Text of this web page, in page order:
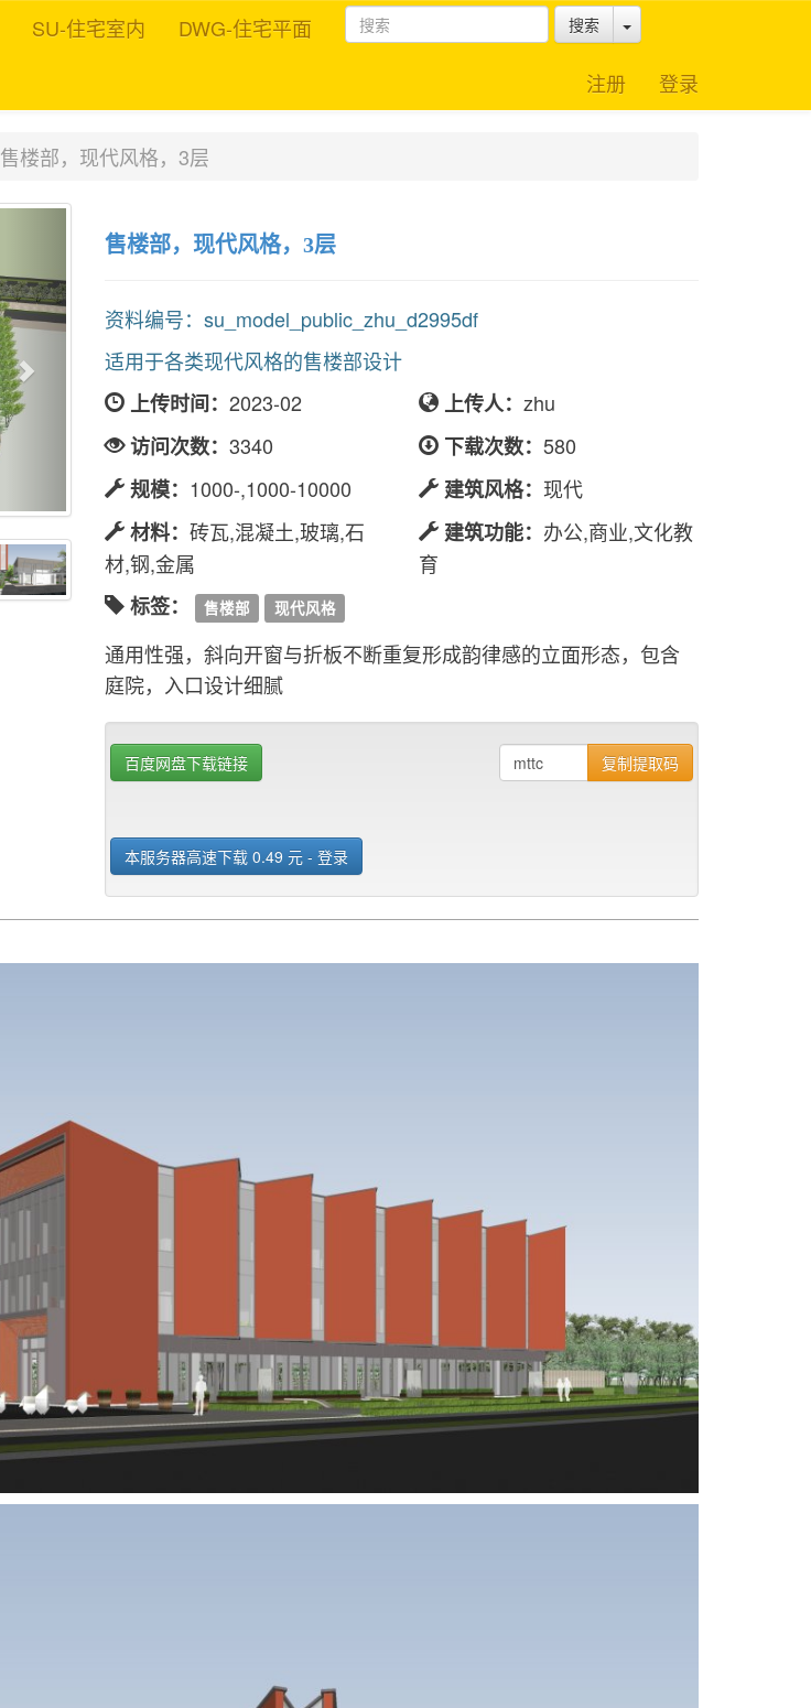
SU-住宅室内 DWG-住宅平面 搜索 Toggle Dropdown
注册 登录
售楼部，现代风格，3层
售楼部，现代风格，3层
资料编号：su_model_public_zhu_d2995df
适用于各类现代风格的售楼部设计
上传时间：2023-02 上传人： zhu
访问次数：3340 下载次数： 580
规模： 1000-,1000-10000 建筑风格： 现代
材料：砖瓦,混凝土,玻璃,石
材,钢,金属
建筑功能： 办公,商业,文化教
育
标签：
售楼部 现代风格
通用性强，斜向开窗与折板不断重复形成韵律感的立面形态，包含
庭院，入口设计细腻
百度网盘下载链接 复制提取码
本服务器高速下载 0.49 元 - 登录